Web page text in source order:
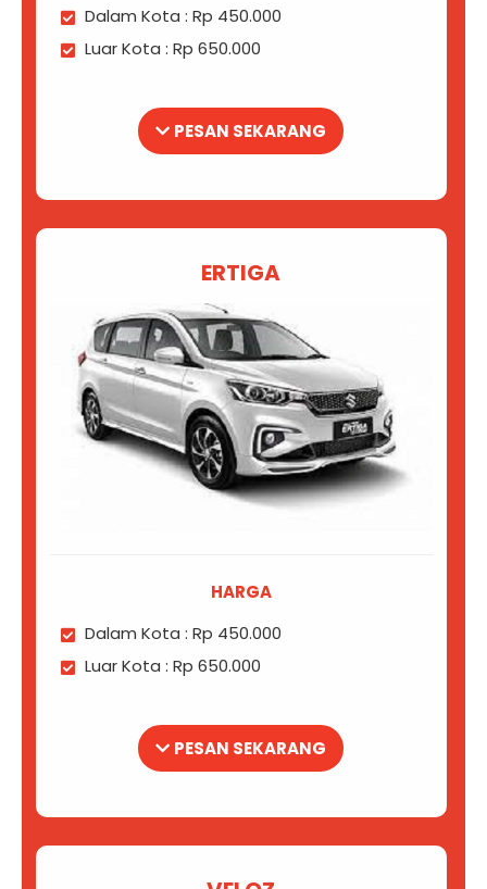
Dalam Kota : Rp 450.000
Luar Kota : Rp 650.000
PESAN SEKARANG
ERTIGA
HARGA
Dalam Kota : Rp 450.000
Luar Kota : Rp 650.000
PESAN SEKARANG